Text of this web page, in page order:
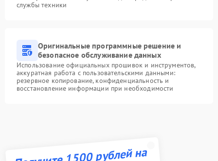
службы техники
Оригинальные программные решение и
безопасное обслуживание данных
Использование официальных прошивок и инструментов,
аккуратная работа с пользовательскими данными:
резервное копирование, конфиденциальность и
восстановление информации при необходимости